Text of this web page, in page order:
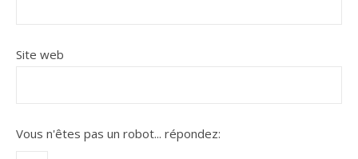
Site web
Vous n'êtes pas un robot... répondez: